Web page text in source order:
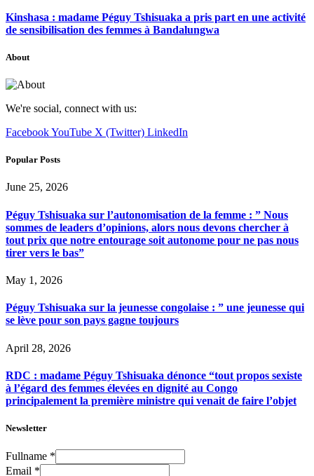
Kinshasa : madame Péguy Tshisuaka a pris part en une activité
de sensibilisation des femmes à Bandalungwa
About
We're social, connect with us:
FacebookYouTube X (Twitter) LinkedIn
Popular Posts
June 25, 2026
Péguy Tshisuaka sur l’autonomisation de la femme : ” Nous
sommes de leaders d’opinions, alors nous devons chercher à
tout prix que notre entourage soit autonome pour ne pas nous
tirer vers le bas”
May 1, 2026
Péguy Tshisuaka sur la jeunesse congolaise : ” une jeunesse qui
se lève pour son pays gagne toujours
April 28, 2026
RDC : madame Péguy Tshisuaka dénonce “tout propos sexiste
à l’égard des femmes élevées en dignité au Congo
principalement la première ministre qui venait de faire l’objet
Newsletter
Fullname *
Email *